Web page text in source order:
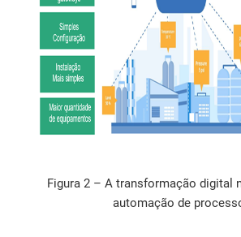
Figura 2 – A transformação digital
automação de